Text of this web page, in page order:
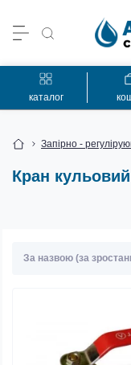
каталог
Запірно -
Кран